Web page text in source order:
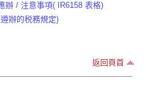
辦 / 注意事項( IR6158 表格)
辦的税務規定)
返回頁首